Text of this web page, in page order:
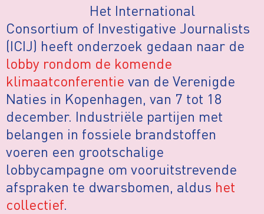
Het International
Consortium of Investigative Journalists
(ICIJ) heeft onderzoek gedaan naar de
lobby rondom de komende
klimaatconferentie van de Verenigde
Naties in Kopenhagen, van 7 tot 18
december. Industriële partijen met
belangen in fossiele brandstoffen
voeren een grootschalige
lobbycampagne om vooruitstrevende
afspraken te dwarsbomen, aldus het
collectief.